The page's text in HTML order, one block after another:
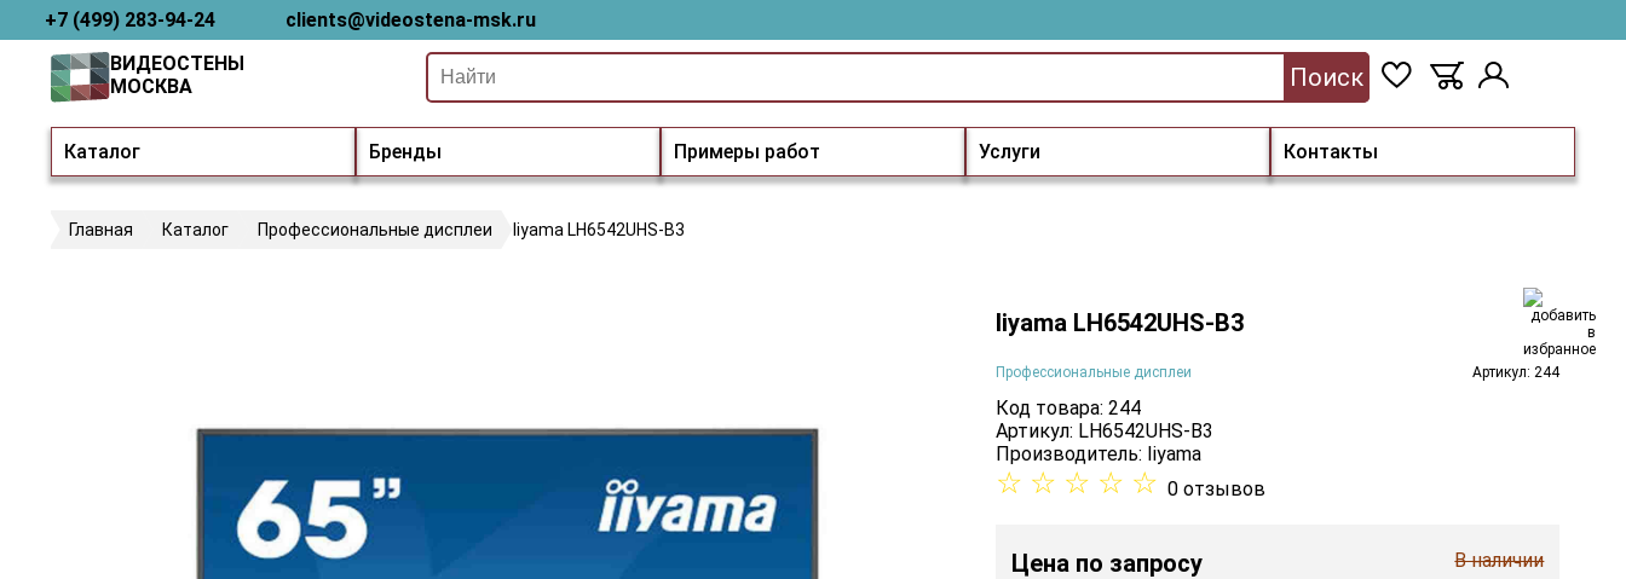
+7 (499) 283-94-24 clients@videostena-msk.ru
Каталог Бренды Примеры работ Услуги Контакты
ВИДЕОСТЕНЫ
МОСКВА
Поиск
Главная Каталог Профессиональные дисплеи Iiyama LH6542UHS-B3
Iiyama LH6542UHS-B3
Профессиональные дисплеи Артикул: 244
Код товара: 244
Артикул: LH6542UHS-B3
Производитель: Iiyama
☆ ☆ ☆ ☆ ☆ 0 отзывов
Цена по запросу В наличии